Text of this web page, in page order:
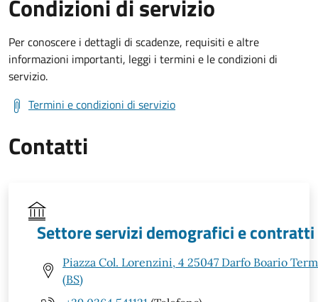
Condizioni di servizio
Per conoscere i dettagli di scadenze, requisiti e altre
informazioni importanti, leggi i termini e le condizioni di
servizio.
Termini e condizioni di servizio
Contatti
Settore servizi demografici e contratti
Piazza Col. Lorenzini, 4 25047 Darfo Boario
(BS)